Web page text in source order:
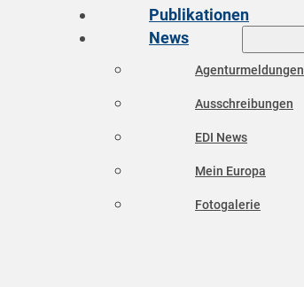
Publikationen
News
Agenturmeldungen
Ausschreibungen
EDI News
Mein Europa
Fotogalerie